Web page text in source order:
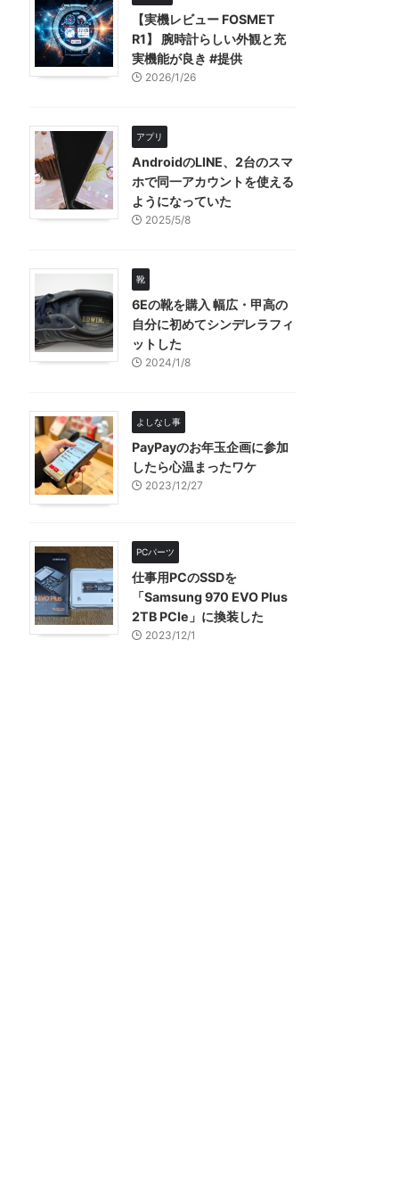
【実機レビュー FOSMET
R1】 腕時計らしい外観と充
実機能が良き #提供
2026/1/26
アプリ
AndroidのLINE、2台のスマ
ホで同一アカウントを使える
ようになっていた
2025/5/8
靴
6Eの靴を購入 幅広・甲高の
自分に初めてシンデレラフィ
ットした
2024/1/8
よしなし事
PayPayのお年玉企画に参加
したら心温まったワケ
2023/12/27
PCパーツ
仕事用PCのSSDを
「Samsung 970 EVO Plus
2TB PCIe」に換装した
2023/12/1